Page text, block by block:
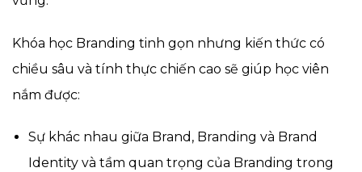
Khóa học Branding tinh gọn nhưng kiến thức có
chiều sâu và tính thực chiến cao sẽ giúp học viên
nắm được:
Sự khác nhau giữa Brand, Branding và Brand
Identity và tầm quan trọng của Branding trong